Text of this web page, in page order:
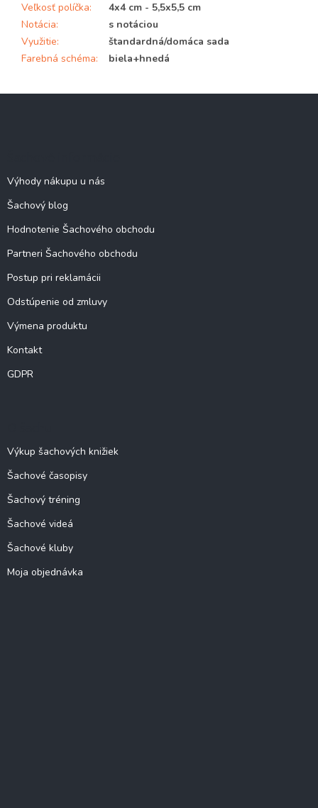
Veľkosť políčka:
4x4 cm - 5,5x5,5 cm
Notácia:
s notáciou
Využitie:
štandardná/domáca sada
Farebná schéma: biela+hnedá
Výhody nákupu u nás
Šachový blog
Hodnotenie Šachového obchodu
Partneri Šachového obchodu
Postup pri reklamácii
Odstúpenie od zmluvy
Výmena produktu
Kontakt
GDPR
Výkup šachových knižiek
Šachové časopisy
Šachový tréning
Šachové videá
Šachové kluby
Moja objednávka